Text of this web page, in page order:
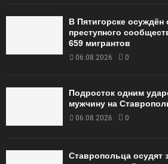
В Пятигорске осуждён
преступного
659 мигрантов
06.08.2026 0
Подросток одним
мужчину на
06.08.2026 0
Ставропольца осудят